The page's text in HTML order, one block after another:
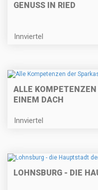
GENUSS IN RIED
Innviertel
ALLE KOMPETENZEN
EINEM DACH
Innviertel
LOHNSBURG - DIE